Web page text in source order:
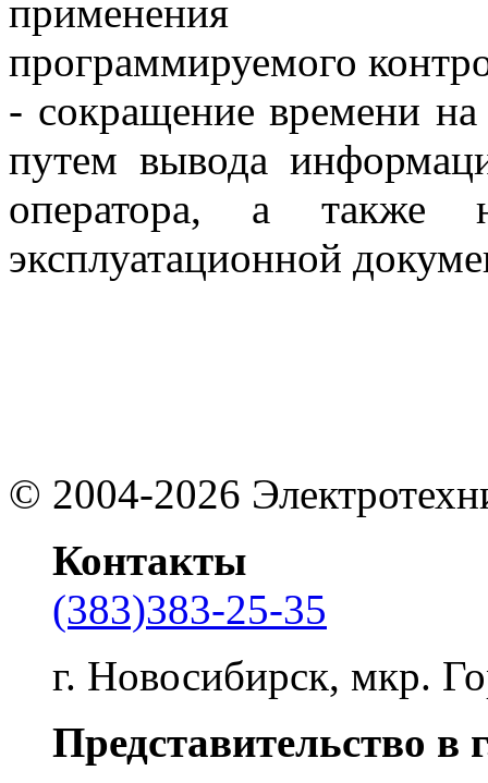
применения
программируемого
- сокращение времени на
путем вывода
оператора, а также
эксплуатационной
© 2004-2026
Контакты
(383)383-25-35
г. Новосибирск, мкр.
Представительство в